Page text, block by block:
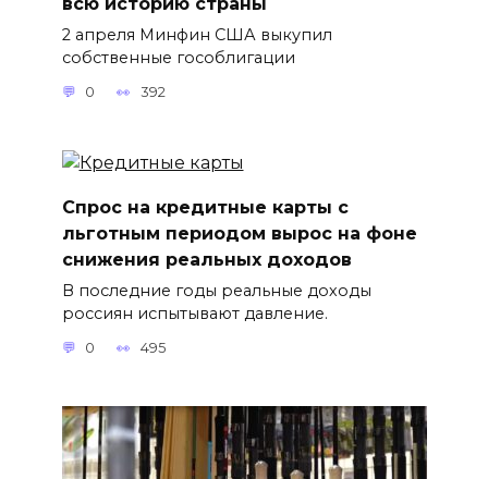
2 апреля Минфин США выкупил
собственные гособлигации
0 392
Спрос на кредитные карты с
льготным периодом вырос на фоне
снижения реальных доходов
В последние годы реальные доходы
россиян испытывают давление.
0 495